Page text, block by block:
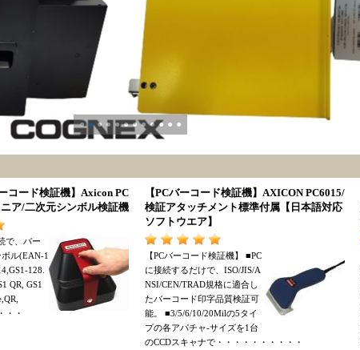
● ● ● ● ● ● ● ● ● ● ● ●
コード検証機】 Axicon PC
ア/二次元シンボル検証機
で
バー
ボル(EAN-1
-128.
QR, GS1
・・
【PCバーコード検証機】 AXICON PC6015/
検証アタッチメント標準付属 【 日本語対応
ソフトウエア】
【PCバーコード検証機】 ■PC
に接続するだけで
ISO/JIS/A
NSI/CEN/TRAD規格に適合し
たバーコード印字品質検証可
能。 ■3/5/6/10/20Milの5タイ
プの各アパチャ-サイズを1台
のCCDスキャナで ・・・・・・・・・・